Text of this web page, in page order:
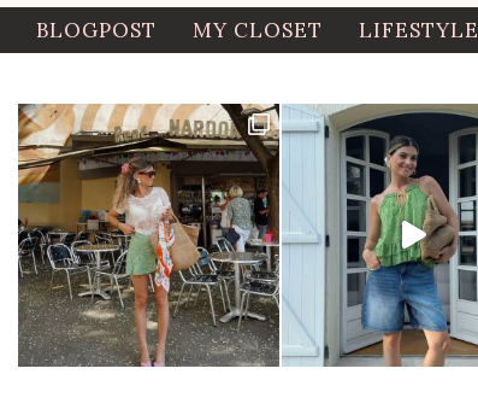
BLOGPOST MY CLOSET LIFESTYLE